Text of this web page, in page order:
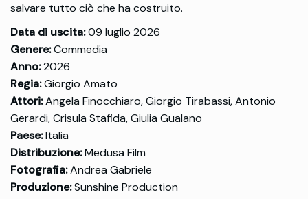
salvare tutto ciò che ha costruito.
Data di uscita:09 luglio 2026
Genere:Commedia
Anno:2026
Regia:Giorgio Amato
Attori:Angela Finocchiaro, Giorgio Tirabassi, Antonio
Gerardi, Crisula Stafida, Giulia Gualano
Paese:Italia
Distribuzione:Medusa Film
Fotografia:Andrea Gabriele
Produzione:Sunshine Production